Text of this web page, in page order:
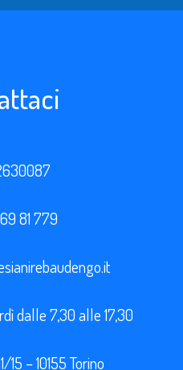
81 779
dalle 7,30 alle 17,30
15 – 10155 Torino